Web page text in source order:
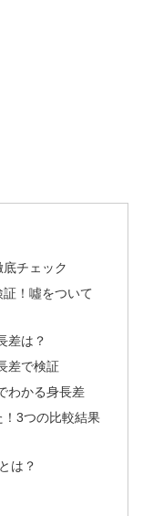
チェック
！噓をついて
差は？
差で検証
わかる身長差
3つの比較結果
は？